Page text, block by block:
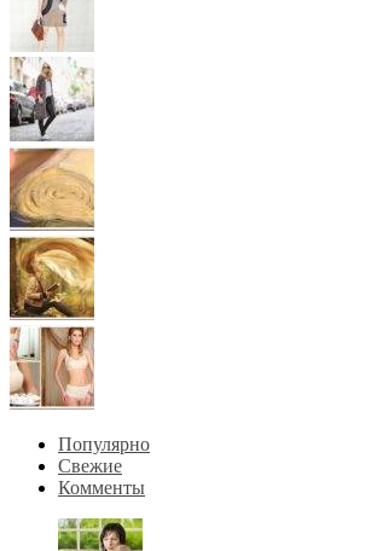
Популярно
Свежие
Комменты